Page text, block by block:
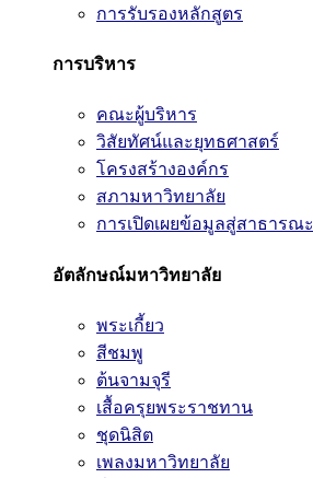
การรับรองหลักสูตร
การบริหาร
คณะผู้บริหาร
วิสัยทัศน์และยุทธศาสตร์
โครงสร้างองค์กร
สภามหาวิทยาลัย
การเปิดเผยข้อมูลสู่สาธารณะ
อัตลักษณ์มหาวิทยาลัย
พระเกี้ยว
สีชมพู
ต้นจามจุรี
เสื้อครุยพระราชทาน
ชุดนิสิต
เพลงมหาวิทยาลัย